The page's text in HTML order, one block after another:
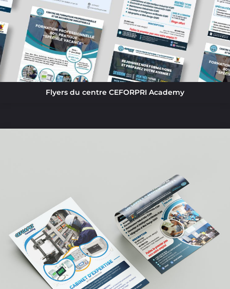
Flyers du centre CEFORPRI Academy